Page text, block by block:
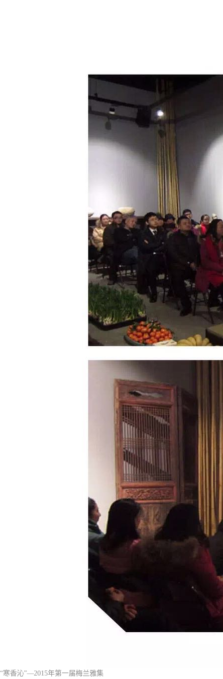
“寒香沁”—2015年第一届梅兰雅集